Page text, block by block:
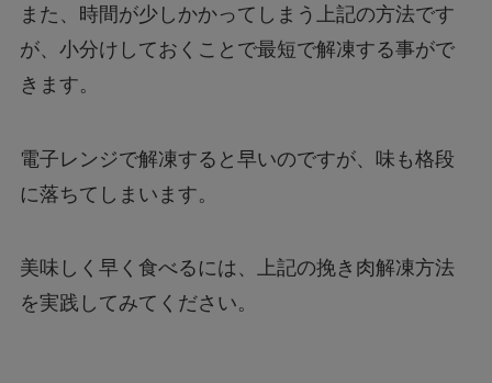
また、時間が少しかかってしまう上記の方法です
が、小分けしておくことで最短で解凍する事がで
きます。
電子レンジで解凍すると早いのですが、味も格段
に落ちてしまいます。
美味しく早く食べるには、上記の挽き肉解凍方法
を実践してみてください。